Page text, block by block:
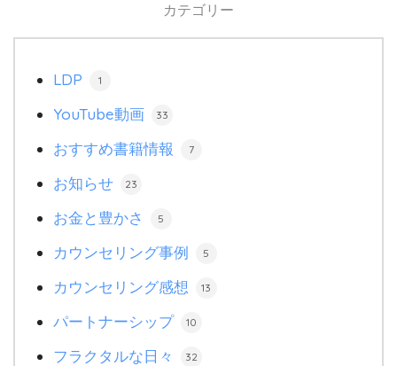
カテゴリー
LDP 1
YouTube動画 33
おすすめ書籍情報 7
お知らせ 23
お金と豊かさ 5
カウンセリング事例 5
カウンセリング感想 13
パートナーシップ 10
フラクタルな日々 32